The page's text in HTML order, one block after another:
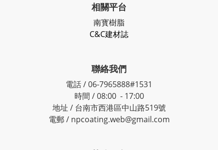
相關平台
南寳樹脂
C&C建材誌
聯絡我們
電話 / 06-7965888#1531
時間 / 08:00 - 17:00
地址 / 台南市西港區中山路519號
電郵 / npcoating.web@gmail.com